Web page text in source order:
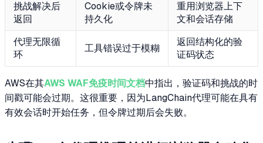
挑战解决后
返回
Cookie或令牌未
持久化
重用浏览器上下
文和会话存储
代理无限循
环
工具错误过于模糊
返回结构化的验
证码状态
AWS在其AWS WAF免疫时间文档中指出，验证码和挑战的时
间戳可能会过期。这很重要，因为LangChain代理可能在具有
有效会话时开始任务，但令牌过期后会失败。